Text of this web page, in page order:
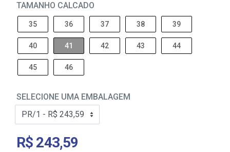
TAMANHO CALCADO
35 36 37 38 39
40 41 42 43 44
45 46
SELECIONE UMA EMBALAGEM
R$ 243,59